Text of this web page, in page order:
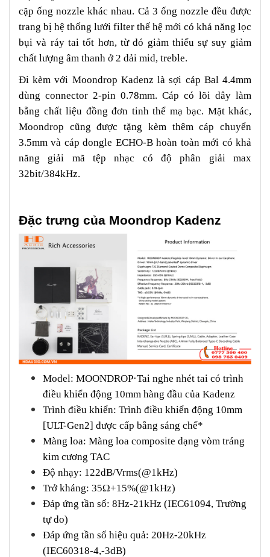
cặp ống nozzle khác nhau. Cả 3 ống nozzle đều được
trang bị hệ thống lưới filter thế hệ mới có khả năng lọc
bụi và ráy tai tốt hơn, từ đó giảm thiểu sự suy giảm
chất lượng âm thanh ở 2 dải mid, treble.
Đi kèm với Moondrop Kadenz là sợi cáp Bal 4.4mm
dùng connector 2-pin 0.78mm. Cáp có lõi dây làm
bằng chất liệu đồng đơn tinh thể mạ bạc. Mặt khác,
Moondrop cũng được tặng kèm thêm cáp chuyển
3.5mm và cáp dongle ECHO-B hoàn toàn mới có khả
năng giải mã tệp nhạc có độ phân giải max
32bit/384kHz.
Đặc trưng của Moondrop Kadenz
Model: MOONDROP·Tai nghe nhét tai có trình
điều khiển động 10mm hàng đầu của Kadenz
Trình điều khiển: Trình điều khiển động 10mm
[ULT-Gen2] được cấp bằng sáng chế*
Màng loa: Màng loa composite dạng vòm tráng
kim cương TAC
Độ nhạy: 122dB/Vrms(@1kHz)
Trở kháng: 35Ω+15%(@1kHz)
Đáp ứng tần số: 8Hz-21kHz (IEC61094, Trường
tự do)
Đáp ứng tần số hiệu quả: 20Hz-20kHz
(IEC60318-4,-3dB)